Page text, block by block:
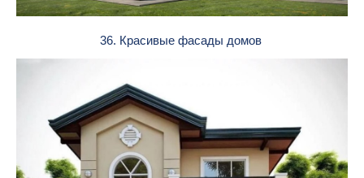
36. Красивые фасады домов